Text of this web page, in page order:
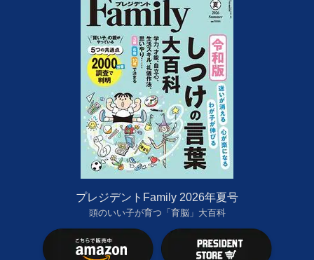
プレジデントFamily 2026年夏号
頭のいい子が育つ「育脳」大百科